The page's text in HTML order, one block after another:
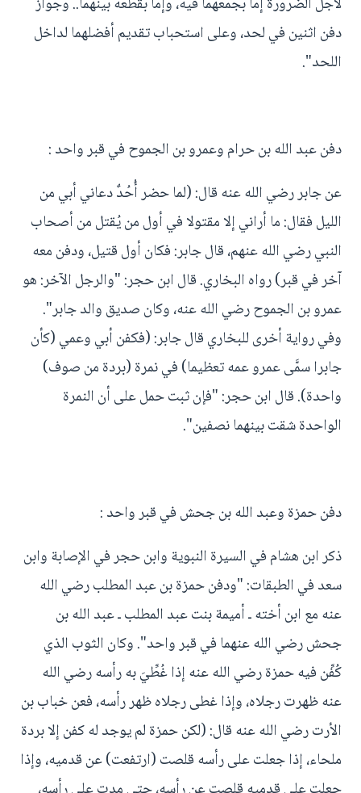
دفن اثنين في لحد، وعلى استحباب تقديم أفضلهما لداخل
اللحد".
دفن عبد الله بن حرام وعمرو بن الجموح في قبر واحد :
عن جابر رضي الله عنه قال: (لما حضر أُحُدٌ دعاني أبي من
الليل فقال: ما أراني إلا مقتولا في أول من يُقتل من أصحاب
النبي رضي الله عنهم، قال جابر: فكان أول قتيل، ودفن معه
آخر في قبر) رواه البخاري. قال ابن حجر: "والرجل الآخر: هو
عمرو بن الجموح رضي الله عنه، وكان صديق والد جابر".
وفي رواية أخرى للبخاري قال جابر: (فكفن أبي وعمي (كأن
جابرا سمَّى عمرو عمه تعظيما) في نمرة (بردة من صوف)
واحدة). قال ابن حجر: "فإن ثبت حمل على أن النمرة
الواحدة شقت بينهما نصفين".
دفن حمزة وعبد الله بن جحش في قبر واحد :
ذكر ابن هشام في السيرة النبوية وابن حجر في الإصابة وابن
سعد في الطبقات: "ودفن حمزة بن عبد المطلب رضي الله
عنه مع ابن أخته ـ أميمة بنت عبد المطلب ـ عبد الله بن
جحش رضي الله عنهما في قبر واحد". وكان الثوب الذي
كُفِّن فيه حمزة رضي الله عنه إذا غُطِّيَ به رأسه رضي الله
عنه ظهرت رجلاه، وإذا غطى رجلاه ظهر رأسه، فعن خباب بن
الأرت رضي الله عنه قال: (لكن حمزة لم يوجد له كفن إلا بردة
ملحاء، إذا جعلت على رأسه قلصت (ارتفعت) عن قدميه، وإذا